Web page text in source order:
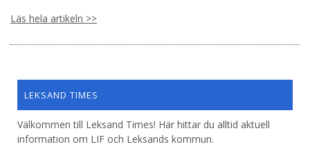
Läs hela artikeln >>
LEKSAND TIMES
Välkommen till Leksand Times! Här hittar du alltid aktuell
information om LIF och Leksands kommun.